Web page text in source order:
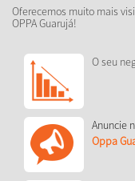
Oferecemos muito mais
OPPA Guarujá!
O seu
Anuncie
Oppa